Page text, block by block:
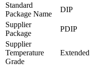
Standard
Package Name
DIP
Supplier
Package
PDIP
Supplier
Temperature
Grade
Extended